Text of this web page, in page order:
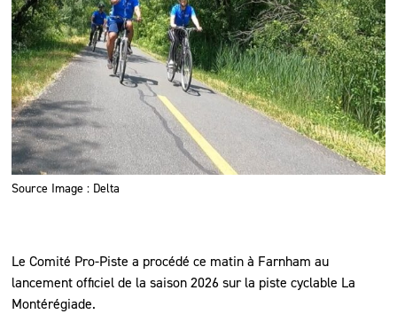
Source Image : Delta
Le Comité Pro-Piste a procédé ce matin à Farnham au
lancement officiel de la saison 2026 sur la piste cyclable La
Montérégiade.